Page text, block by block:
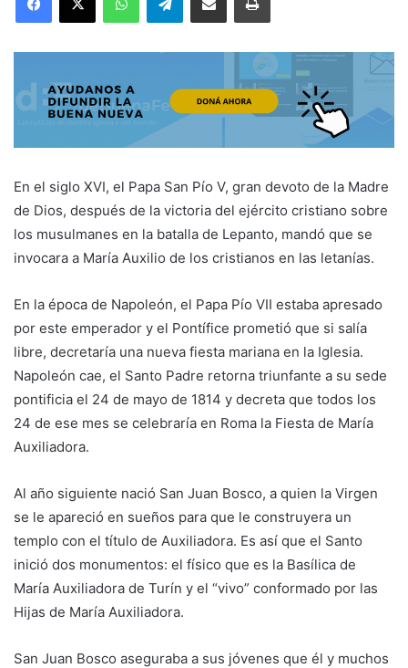
En el siglo XVI, el Papa San Pío V, gran devoto de la Madre
de Dios, después de la victoria del ejército cristiano sobre
los musulmanes en la batalla de Lepanto, mandó que se
invocara a María Auxilio de los cristianos en las letanías.
En la época de Napoleón, el Papa Pío VII estaba apresado
por este emperador y el Pontífice prometió que si salía
libre, decretaría una nueva fiesta mariana en la Iglesia.
Napoleón cae, el Santo Padre retorna triunfante a su sede
pontificia el 24 de mayo de 1814 y decreta que todos los
24 de ese mes se celebraría en Roma la Fiesta de María
Auxiliadora.
Al año siguiente nació San Juan Bosco, a quien la Virgen
se le apareció en sueños para que le construyera un
templo con el título de Auxiliadora. Es así que el Santo
inició dos monumentos: el físico que es la Basílica de
María Auxiliadora de Turín y el “vivo” conformado por las
Hijas de María Auxiliadora.
San Juan Bosco aseguraba a sus jóvenes que él y muchos